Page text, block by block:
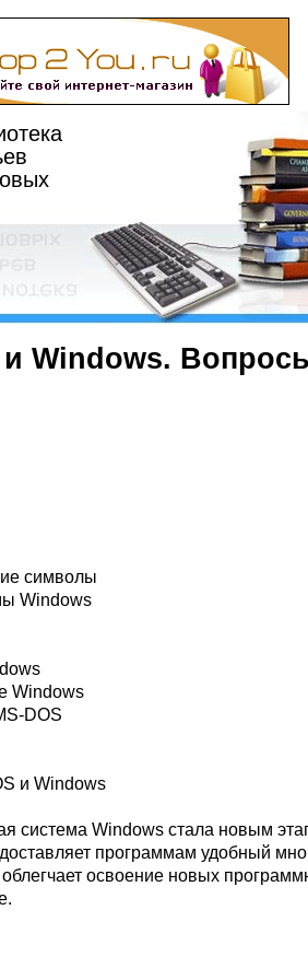
и Windows.
символы
Windows
Windows
DOS
и Windows
система Windows стала новым
программам удобный
освоение новых